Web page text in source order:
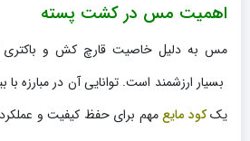
اهمیت مس در کشت پسته
مس به دلیل خاصیت قارچ کش و
بسیار ارزشمند است. توانایی آن در مبارزه
یککود مایعمهم برای حفظ کیفیت و